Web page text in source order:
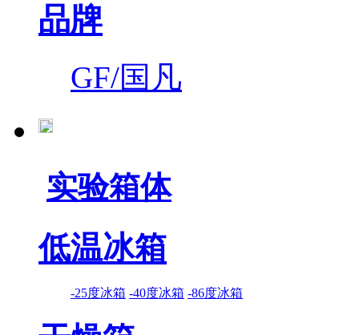
品牌
GF/国凡
实验箱体
低温冰箱
-25度冰箱 -40度冰箱 -86度冰箱